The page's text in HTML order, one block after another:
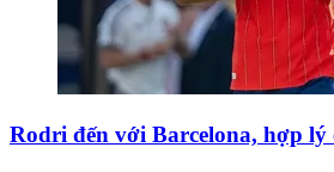
Rodri đến với Barcelona, hợp lý